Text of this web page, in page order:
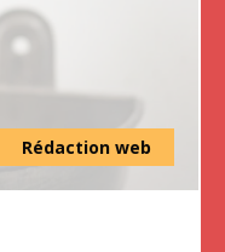
Rédaction web